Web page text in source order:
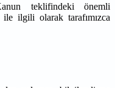
teklifindeki önemli
ilgili olarak tarafımızca